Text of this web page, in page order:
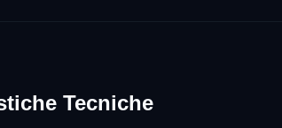
Tecniche